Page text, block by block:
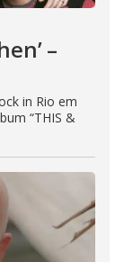
–
in Rio em
“THIS &